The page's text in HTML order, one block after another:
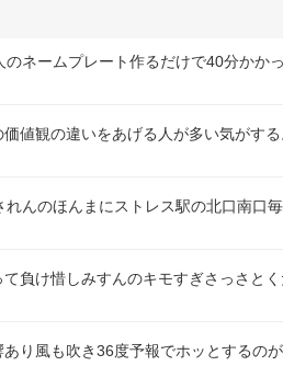
ネームプレート作るだけで40分かか
値観の違いをあげる人が多い気がす
んのほんまにストレス駅の北口南口
負け惜しみすんのキモすぎさっさと
り風も吹き36度予報でホッとするの